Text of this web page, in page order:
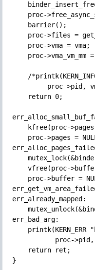
proc-
    barrier();
proc->files =
    proc->vma = vma;
proc->vma_vm_mm
/
proc->pid,
    return 0;
kfree(proc-
proc->pages =
vfree(proc-
proc->buffer =
err_already_mapped:
err_bad_arg:
printk(KERN_ERR
proc-
    return ret;